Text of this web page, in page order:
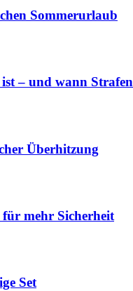
Sommerurlaub
– und wann
Überhitzung
mehr Sicherheit
Set